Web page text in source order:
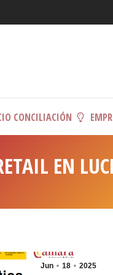
CONCILIACIÓN
EN
Jun 18 2025